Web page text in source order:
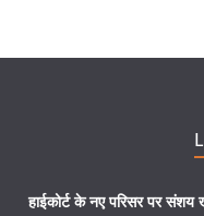
हाईकोर्ट के नए परिसर पर संशय